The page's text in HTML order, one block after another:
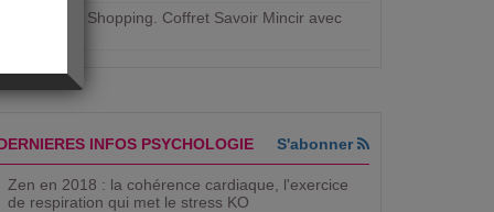
Aujourdhui Shopping. ​Coffret Savoir Mincir avec
INFOS PSYCHOLOGIE S'abonner
Zen en 2018 : la cohérence cardiaque, l'exercice
de respiration qui met le stress KO